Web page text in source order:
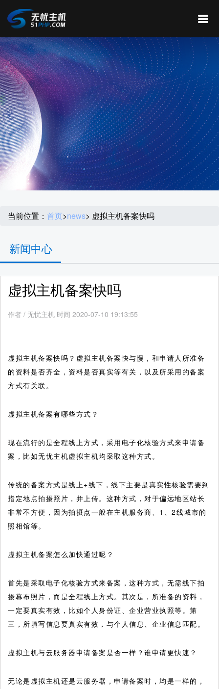
当前位置： 首页>news> 虚拟主机备案快吗
新闻中心
虚拟主机备案快吗
作者 / 无忧主机 时间 2020-07-10 19:13:55
虚拟主机备案快吗？虚拟主机备案快与慢，和申请人所准备
的资料是否齐全，资料是否真实等有关，以及所采用的备案
方式有关联。
虚拟主机备案有哪些方式？
现在流行的是全程线上方式，采用电子化核验方式来申请备
案，比如无忧主机虚拟主机均采取这种方式。
传统的备案方式是线上+线下，线下主要是真实性核验需要到
指定地点拍摄照片，并上传。这种方式，对于偏远地区站长
非常不方便，因为拍摄点一般在主机服务商、1、2线城市的
照相馆等。
虚拟主机备案怎么加快通过呢？
首先是采取电子化核验方式来备案，这种方式，无需线下拍
摄幕布照片，而是全程线上方式。其次是，所准备的资料，
一定要真实有效，比如个人身份证、企业营业执照等。第
三，所填写信息要真实有效，与个人信息、企业信息匹配。
虚拟主机与云服务器申请备案是否一样？谁申请更快速？
无论是虚拟主机还是云服务器，申请备案时，均是一样的，